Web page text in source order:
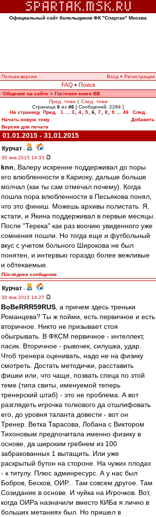
Официальный сайт болельщиков ФК "Спартак" Москва
Полная версия Вход • Регистрация
FAQ • Поиск
Общение на сайте » Гостевая книга ВВ
Пред. тема | След. тема
Страница 6 из 46 [ Сообщений: 2284 ]
На страницу Пред. 1 3 4 5 6 7 8 9 46
След.
Начать новую тему
Добавить
Версия для печати
01.01.2015 - 31.01.2015
Курчат -
30 янв 2015 14:33
knn , Валеру искренне поддерживал до поры
его влюбленности в Кариоку, дальше больше
молчал (как ты сам отмечал почему). Когда
пошла пора влюбленности в Песьякова понял,
что это финиш. Можешь архивы полистать. Я,
кстати, и Якина поддерживал в первые месяцы.
После "Терека" как раз воочию увиденного уже
сомнения пошли. Но тогда еще и футбольный
вкус с учетом больного Широкова не был
понятен, и интервью гораздо более вежливые
и обтекаемые.
Последнее сообщение
Курчат -
30 янв 2015 14:27
BoBeRRR59RUS , а причем здесь треньки
Романцева? Ты ж пойми, есть первичное и есть
вторичное. Никто не призывает стоя
обыгрывать. В ФКСМ первичное - интеллект,
пасик. Вторичное - рывочек, силушка, удар.
Чтоб тренера оценивать, надо не на физику
смотреть. Достать методички, расставить
фишки или, что чаще, позвать спеца по этой
теме (типа свиты, именуемой теперь
тренерский штаб) - это не проблема. А вот
разглядеть игрочка толкового да отшлифовать
его, до уровня таланта довести - вот он
Тренер. Ветка Тарасова, Лобана с Виктором
Тихоновым предпочитала именно физику в
основе, да широким гребнем из 100
забракованных 1 вытащить. Или уже
раскрытый бутон на стороне. На чужих плодах
- к титулу. Плюс админресурс. А у нас был
Бобров, Бесков, ОИР... Там совсем другое. Там
Созидание в основе. И чуйка на Игрочков. Вот,
когда ОИРа назначили вместо КИБа я лично в
больших метаниях был. Но пришел в